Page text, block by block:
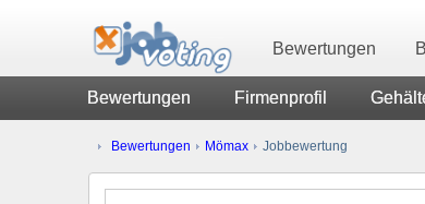
Bewertungen
Bewertungen Firmenprofil
Bewertungen Mömax Jobbewertung